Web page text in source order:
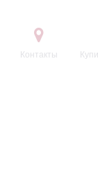
Контакты